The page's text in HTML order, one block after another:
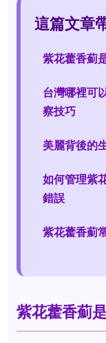
這篇文章
紫花藿香薊
台灣哪裡可
察技巧
美麗背後的
如何管理紫
錯誤
紫花藿香薊
紫花藿香薊